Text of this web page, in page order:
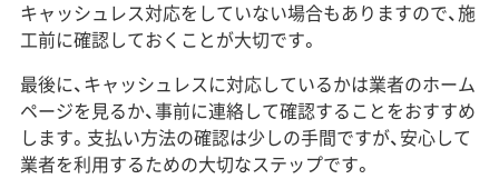
キャッシュレス対応をしていない場合もありますので、施
工前に確認しておくことが大切です。
最後に、キャッシュレスに対応しているかは業者のホーム
ページを見るか、事前に連絡して確認することをおすすめ
します。支払い方法の確認は少しの手間ですが、安心して
業者を利用するための大切なステップです。